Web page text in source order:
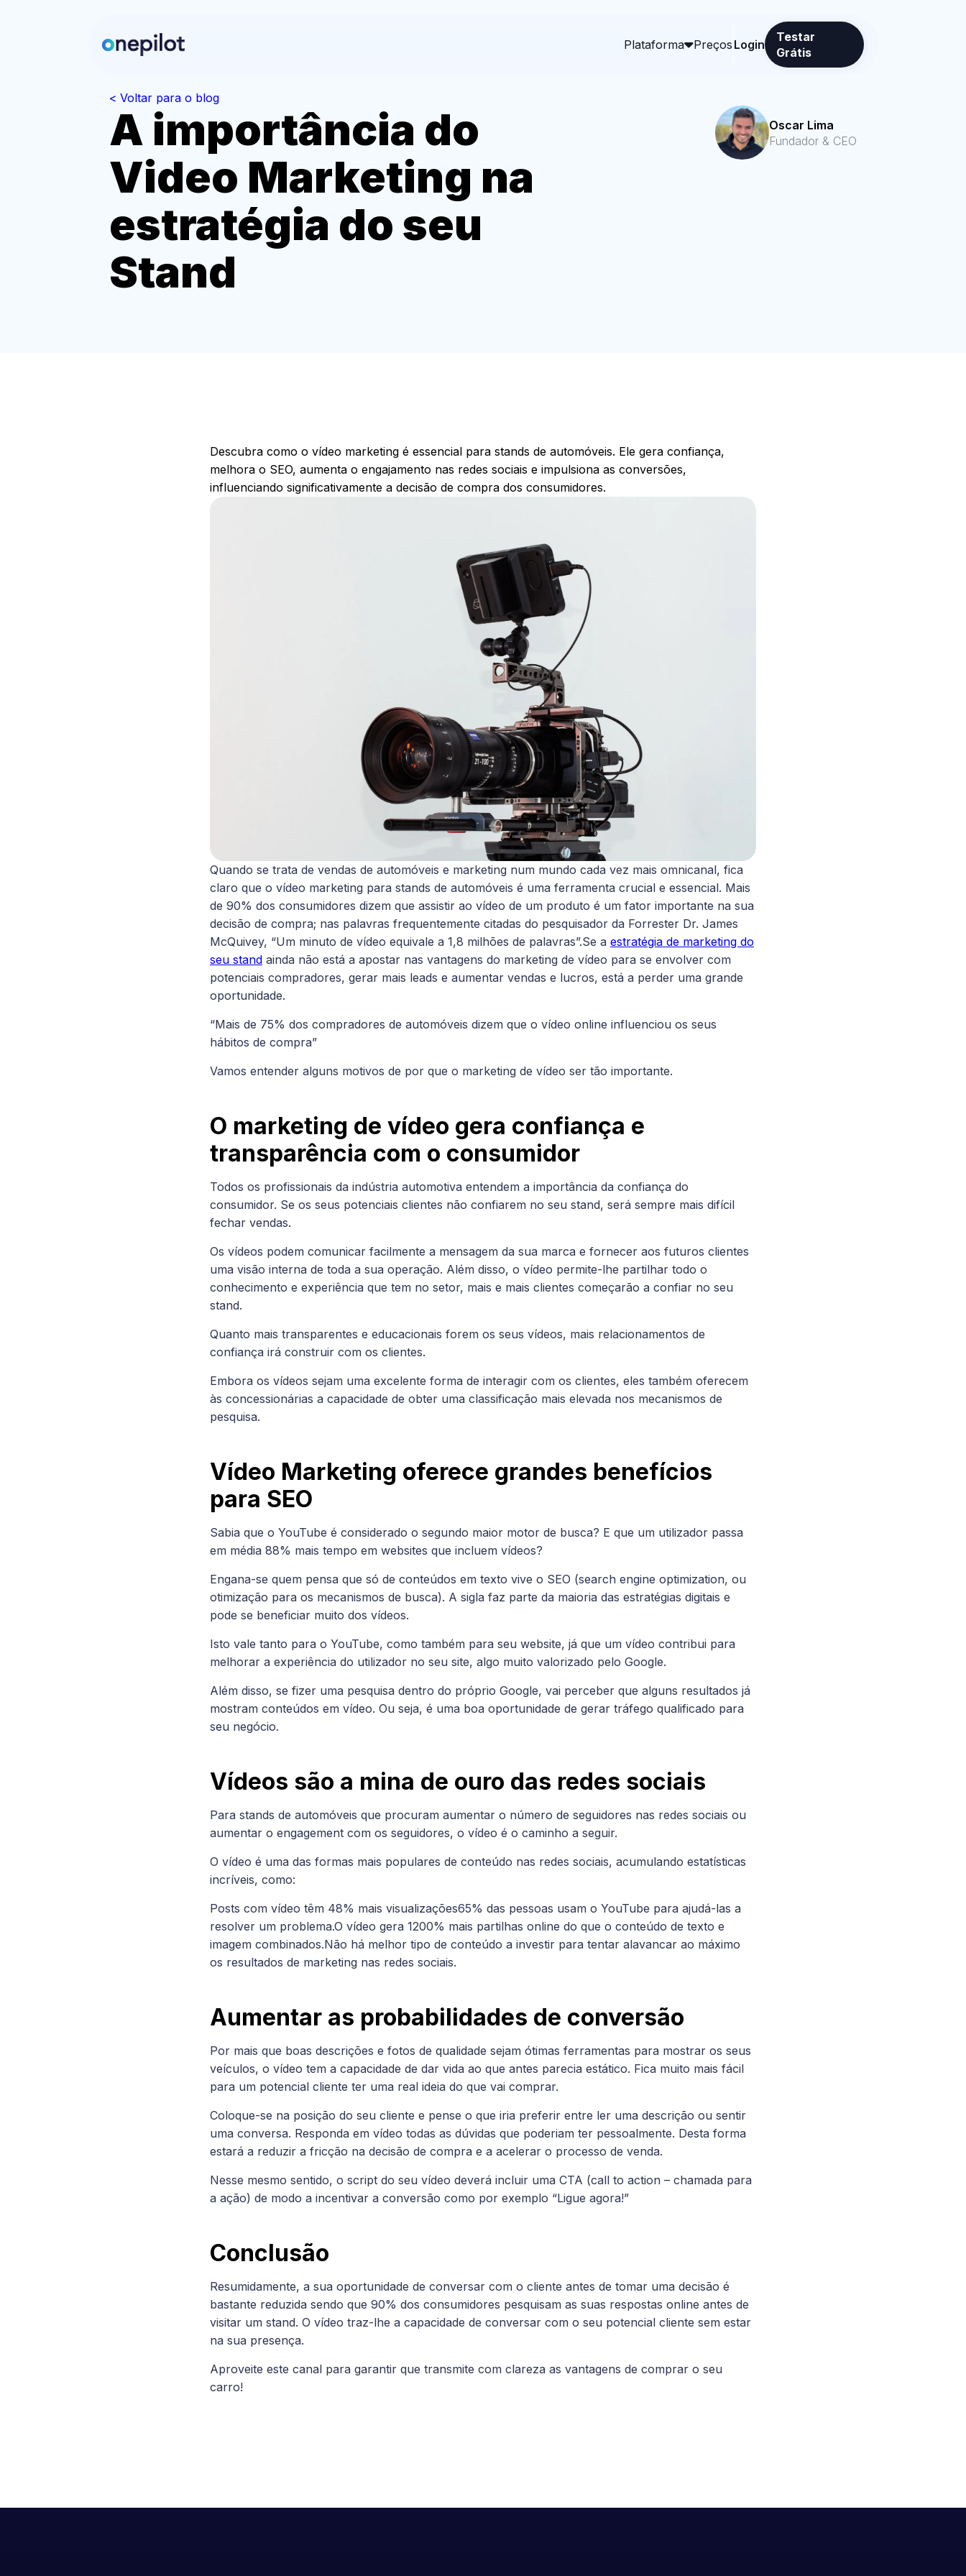
Plataforma Preços Login
Testar
Grátis
< Voltar para o blog
A importância do
Video Marketing na
estratégia do seu
Stand
Oscar Lima
Fundador & CEO
Descubra como o vídeo marketing é essencial para stands de automóveis. Ele gera confiança,
melhora o SEO, aumenta o engajamento nas redes sociais e impulsiona as conversões,
influenciando significativamente a decisão de compra dos consumidores.
Quando se trata de vendas de automóveis e marketing num mundo cada vez mais omnicanal, fica
claro que o vídeo marketing para stands de automóveis é uma ferramenta crucial e essencial. Mais
de 90% dos consumidores dizem que assistir ao vídeo de um produto é um fator importante na sua
decisão de compra; nas palavras frequentemente citadas do pesquisador da Forrester Dr. James
McQuivey, “Um minuto de vídeo equivale a 1,8 milhões de palavras”.Se a estratégia de marketing do
seu stand ainda não está a apostar nas vantagens do marketing de vídeo para se envolver com
potenciais compradores, gerar mais leads e aumentar vendas e lucros, está a perder uma grande
oportunidade.
“Mais de 75% dos compradores de automóveis dizem que o vídeo online influenciou os seus
hábitos de compra”
Vamos entender alguns motivos de por que o marketing de vídeo ser tão importante.
O marketing de vídeo gera confiança e
transparência com o consumidor
Todos os profissionais da indústria automotiva entendem a importância da confiança do
consumidor. Se os seus potenciais clientes não confiarem no seu stand, será sempre mais difícil
fechar vendas.
Os vídeos podem comunicar facilmente a mensagem da sua marca e fornecer aos futuros clientes
uma visão interna de toda a sua operação. Além disso, o vídeo permite-lhe partilhar todo o
conhecimento e experiência que tem no setor, mais e mais clientes começarão a confiar no seu
stand.
Quanto mais transparentes e educacionais forem os seus vídeos, mais relacionamentos de
confiança irá construir com os clientes.
Embora os vídeos sejam uma excelente forma de interagir com os clientes, eles também oferecem
às concessionárias a capacidade de obter uma classificação mais elevada nos mecanismos de
pesquisa.
Vídeo Marketing oferece grandes benefícios
para SEO
Sabia que o YouTube é considerado o segundo maior motor de busca? E que um utilizador passa
em média 88% mais tempo em websites que incluem vídeos?
Engana-se quem pensa que só de conteúdos em texto vive o SEO (search engine optimization, ou
otimização para os mecanismos de busca). A sigla faz parte da maioria das estratégias digitais e
pode se beneficiar muito dos vídeos.
Isto vale tanto para o YouTube, como também para seu website, já que um vídeo contribui para
melhorar a experiência do utilizador no seu site, algo muito valorizado pelo Google.
Além disso, se fizer uma pesquisa dentro do próprio Google, vai perceber que alguns resultados já
mostram conteúdos em vídeo. Ou seja, é uma boa oportunidade de gerar tráfego qualificado para
seu negócio.
Vídeos são a mina de ouro das redes sociais
Para stands de automóveis que procuram aumentar o número de seguidores nas redes sociais ou
aumentar o engagement com os seguidores, o vídeo é o caminho a seguir.
O vídeo é uma das formas mais populares de conteúdo nas redes sociais, acumulando estatísticas
incríveis, como:
Posts com vídeo têm 48% mais visualizações65% das pessoas usam o YouTube para ajudá-las a
resolver um problema.O vídeo gera 1200% mais partilhas online do que o conteúdo de texto e
imagem combinados.Não há melhor tipo de conteúdo a investir para tentar alavancar ao máximo
os resultados de marketing nas redes sociais.
Aumentar as probabilidades de conversão
Por mais que boas descrições e fotos de qualidade sejam ótimas ferramentas para mostrar os seus
veículos, o vídeo tem a capacidade de dar vida ao que antes parecia estático. Fica muito mais fácil
para um potencial cliente ter uma real ideia do que vai comprar.
Coloque-se na posição do seu cliente e pense o que iria preferir entre ler uma descrição ou sentir
uma conversa. Responda em vídeo todas as dúvidas que poderiam ter pessoalmente. Desta forma
estará a reduzir a fricção na decisão de compra e a acelerar o processo de venda.
Nesse mesmo sentido, o script do seu vídeo deverá incluir uma CTA (call to action – chamada para
a ação) de modo a incentivar a conversão como por exemplo “Ligue agora!”
Conclusão
Resumidamente, a sua oportunidade de conversar com o cliente antes de tomar uma decisão é
bastante reduzida sendo que 90% dos consumidores pesquisam as suas respostas online antes de
visitar um stand. O vídeo traz-lhe a capacidade de conversar com o seu potencial cliente sem estar
na sua presença.
Aproveite este canal para garantir que transmite com clareza as vantagens de comprar o seu
carro!